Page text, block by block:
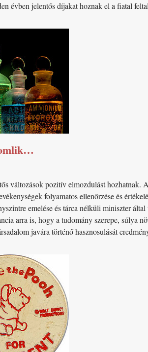
évben jelentős díjakat hoznak el a fiatal
változások pozitív elmozdulást hozhatnak.
folyamatos ellenőrzése és
emelése és tárca nélküli miniszter
arra is, hogy a tudomány szerepe, súlya
javára történő hasznosulását